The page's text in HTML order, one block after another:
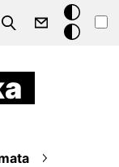
Search
Tmavý
režim